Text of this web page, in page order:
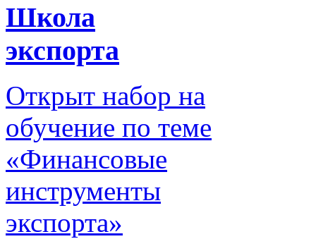
Школа
экспорта
Открыт набор на
обучение по теме
«Финансовые
инструменты
экспорта»